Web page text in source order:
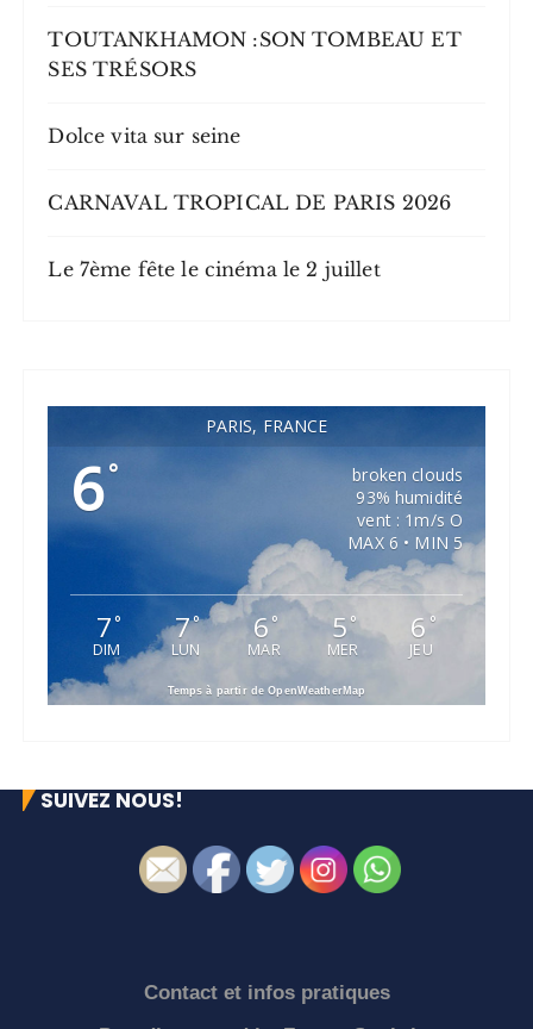
TOUTANKHAMON :SON TOMBEAU ET
SES TRÉSORS
Dolce vita sur seine
CARNAVAL TROPICAL DE PARIS 2026
Le 7ème fête le cinéma le 2 juillet
PARIS, FRANCE
6°
broken clouds
93% humidité
vent : 1m/s O
MAX 6 • MIN 5
7°
DIM
7°
LUN
6°
MAR
5°
MER
6 °
JEU
Temps à partir de OpenWeatherMap
SUIVEZ NOUS!
Contact et infos pratiques